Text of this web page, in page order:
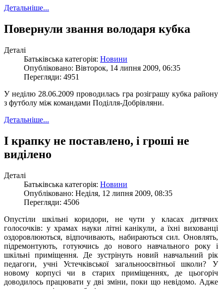
Детальніше...
Повернули звання володаря кубка
Деталі
Батьківська категорія: Новини
Опубліковано: Вівторок, 14 липня 2009, 06:35
Перегляди: 4951
У неділю 28.06.2009 проводилась гра розіграшу кубка району
з футболу між командами Поділля-Добрівляни.
Детальніше...
І крапку не поставлено, і гроші не
виділено
Деталі
Батьківська категорія: Новини
Опубліковано: Неділя, 12 липня 2009, 08:35
Перегляди: 4506
Опустіли шкільні коридори, не чути у класах дитячих
голосочків: у храмах науки літні канікули, а їхні вихованці
оздоровлюються, відпочивають, набираються сил. Оновлять,
підремонтують, готуючись до нового навчального року і
шкільні приміщення. Де зустрінуть новий навчальний рік
педагоги, учні Устечківської загальноосвітньої школи? У
новому корпусі чи в старих приміщеннях, де цьогоріч
доводилось працювати у дві зміни, поки що невідомо. Адже